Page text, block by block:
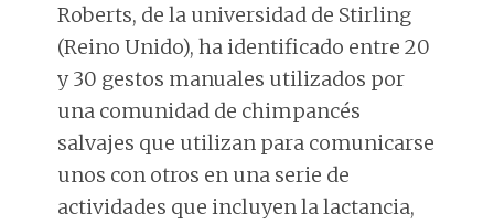
Roberts, de la universidad de Stirling
(Reino Unido), ha identificado entre 20
y 30 gestos manuales utilizados por
una comunidad de chimpancés
salvajes que utilizan para comunicarse
unos con otros en una serie de
actividades que incluyen la lactancia,